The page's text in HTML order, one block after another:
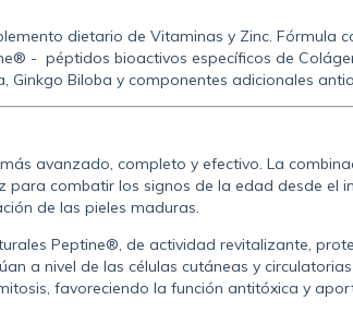
dietario de Vitaminas y Zinc. Fórmula
- péptidos bioactivos específicos de
Ginkgo Biloba y componentes adicionales
avanzado, completo y efectivo. La
para combatir los signos de la edad desde el
de las pieles maduras.
Peptine®, de actividad revitalizante,
a nivel de las células cutáneas y
favoreciendo la función antitóxica y